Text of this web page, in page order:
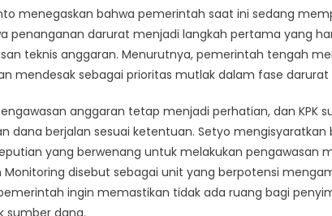
Sumatera
menegaskan bahwa pemerintah saat ini sedang
penanganan darurat menjadi langkah pertama yang
teknis anggaran. Menurutnya, pemerintah tengah
mendesak sebagai prioritas mutlak dalam fase darurat
anggaran tetap menjadi perhatian, dan KPK
dana berjalan sesuai ketentuan. Setyo mengisyaratkan
yang berwenang untuk melakukan pengawasan
Monitoring disebut sebagai unit yang berpotensi
ingin memastikan tidak ada ruang bagi
sumber dana.